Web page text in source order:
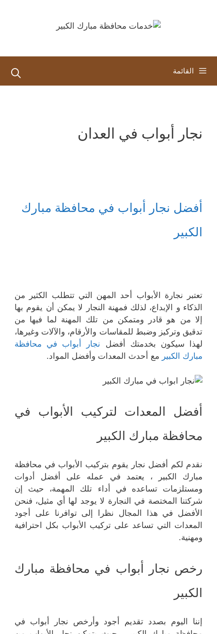
القائمة
نجار أبواب في العدان
أفضل نجار أبواب في محافظة مبارك
الكبير
تعتبر نجارة الأبواب أحد المهن التي تتطلب الكثير من
الذكاء و الإبداع، لذلك فمهنة النجار لا يمكن أن يقوم بها
إلا من هو قادر ومتمكن من تلك المهنة لما فيها من
تدقيق وتركيز وضبط للمقاسات والأرقام، والآلات وغيرها،
لهذا سيكون بخدمتك أفضل نجار أبواب في محافظة
مبارك الكبير مع أحدث المعدات وأفضل المواد.
أفضل المعدات لتركيب الأبواب في
محافظة مبارك الكبير
نقدم لكم أفضل نجار يقوم بتركيب الأبواب في محافظة
مبارك الكبير ، يعتمد في عمله على أفضل أدوات
ومستلزمات تساعده في أداء تلك المهمة، حيث إن
شركتنا المختصة في النجارة لا يوجد لها أي مثيل، فنحن
الأفضل في هذا المجال نظرا إلى توافرنا على أجود
المعدات التي تساعد على تركيب الأبواب بكل احترافية
ومهنية.
رخص نجار أبواب في محافظة مبارك
الكبير
إننا اليوم بصدد تقديم أجود وأرخص نجار أبواب في